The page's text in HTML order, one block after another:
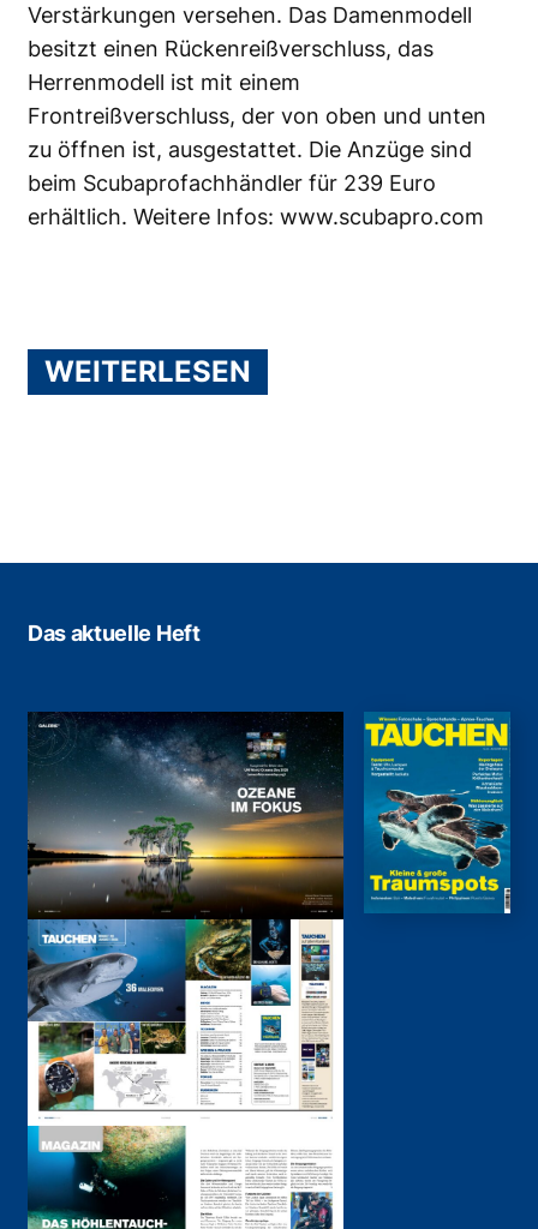
Verstärkungen versehen. Das Damenmodell
besitzt einen Rückenreißverschluss, das
Herrenmodell ist mit einem
Frontreißverschluss, der von oben und unten
zu öffnen ist, ausgestattet. Die Anzüge sind
beim Scubaprofachhändler für 239 Euro
erhältlich. Weitere Infos: www.scubapro.com
WEITERLESEN
Das aktuelle Heft